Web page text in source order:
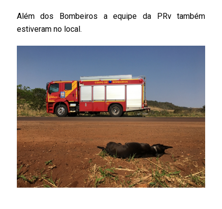
Além dos Bombeiros a equipe da PRv também
estiveram no local.